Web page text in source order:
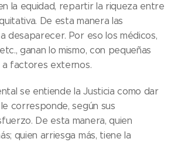
la equidad, repartir la riqueza entre
De esta manera las
desaparecer. Por eso los médicos,
ganan lo mismo, con pequeñas
factores externos.
se entiende la Justicia como dar
corresponde, según sus
De esta manera, quien
quien arriesga más, tiene la